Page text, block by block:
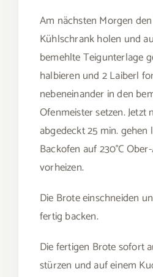
Am nächsten Morgen
Kühlschrank holen und
bemehlte Teigunterlage
halbieren und 2 Laiberl
nebeneinander in den
Ofenmeister setzen. Jetzt
abgedeckt 25 min. gehen
Backofen auf 230°C
vorheizen.
Die Brote einschneiden
fertig backen.
Die fertigen Brote sofort
stürzen und auf einem